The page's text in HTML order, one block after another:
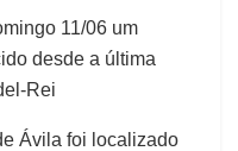
11/06 um
desde a última
Rei
Ávila foi localizado